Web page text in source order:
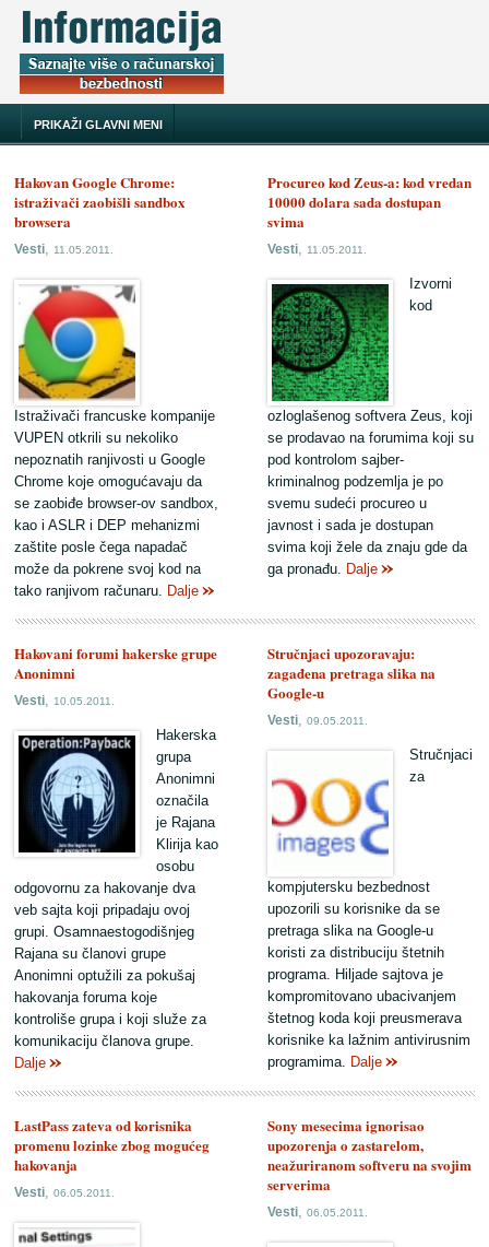
PRIKAŽI GLAVNI MENI
Procureo kod Zeus-a: kod vredan
10000 dolara sada dostupan
svima
Vesti,11.05.2011.
Izvorni
kod
ozloglašenog softvera Zeus, koji
se prodavao na forumima koji su
pod kontrolom sajber-
kriminalnog podzemlja je po
svemu sudeći procureo u
javnost i sada je dostupan
svima koji žele da znaju gde da
ga pronađu. Dalje
Hakovan Google Chrome:
istraživači zaobišli sandbox
browsera
Vesti,11.05.2011.
Istraživači francuske kompanije
VUPEN otkrili su nekoliko
nepoznatih ranjivosti u Google
Chrome koje omogućavaju da
se zaobiđe browser-ov sandbox,
kao i ASLR i DEP mehanizmi
zaštite posle čega napadač
može da pokrene svoj kod na
tako ranjivom računaru. Dalje
Stručnjaci upozoravaju:
zagađena pretraga slika na
Google-u
Vesti,09.05.2011.
Stručnjaci
za
kompjutersku bezbednost
upozorili su korisnike da se
pretraga slika na Google-u
koristi za distribuciju štetnih
programa. Hiljade sajtova je
kompromitovano ubacivanjem
štetnog koda koji preusmerava
korisnike ka lažnim antivirusnim
programima. Dalje
Hakovani forumi hakerske grupe
Anonimni
Vesti,10.05.2011.
Hakerska
grupa
Anonimni
označila
je Rajana
Klirija kao
osobu
odgovornu za hakovanje dva
veb sajta koji pripadaju ovoj
grupi. Osamnaestogodišnjeg
Rajana su članovi grupe
Anonimni optužili za pokušaj
hakovanja foruma koje
kontroliše grupa i koji služe za
komunikaciju članova grupe.
Dalje
Sony mesecima ignorisao
upozorenja o zastarelom,
neažuriranom softveru na svojim
serverima
Vesti,06.05.2011.
LastPass zateva od korisnika
promenu lozinke zbog mogućeg
hakovanja
Vesti,06.05.2011.